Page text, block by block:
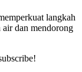
langkah
air dan mendorong